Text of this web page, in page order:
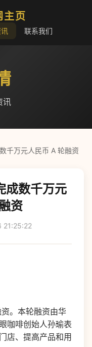
主页
联系我们
讯
千万元人民币 A 轮融资
成数千万元
资
21:25:22
。本轮融资由华
咖啡创始人孙瑜表
店、提高产品和用